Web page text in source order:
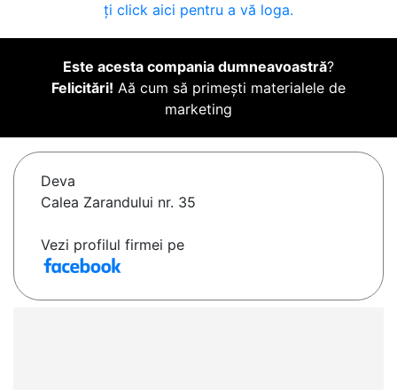
ți click aici pentru a vă loga.
Este acesta compania dumneavoastră?
Felicitări! Aă cum să primești materialele de
marketing
Deva
Calea Zarandului nr. 35
Vezi profilul firmei pe